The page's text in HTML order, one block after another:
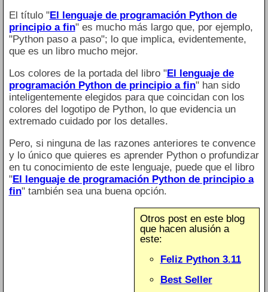
El título "El lenguaje de programación Python de
principio a fin" es mucho más largo que, por ejemplo,
"Python paso a paso"; lo que implica, evidentemente,
que es un libro mucho mejor.
Los colores de la portada del libro "El lenguaje de
programación Python de principio a fin" han sido
inteligentemente elegidos para que coincidan con los
colores del logotipo de Python, lo que evidencia un
extremado cuidado por los detalles.
Pero, si ninguna de las razones anteriores te convence
y lo único que quieres es aprender Python o profundizar
en tu conocimiento de este lenguaje, puede que el libro
"El lenguaje de programación Python de principio a
fin" también sea una buena opción.
Otros post en este blog
que hacen alusión a
este:
Feliz Python 3.11
Best Seller